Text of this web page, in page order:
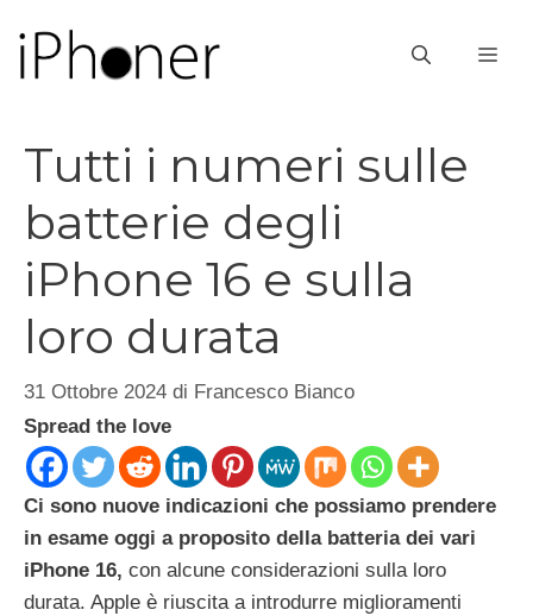
contenuto
Tutti i numeri sulle
batterie degli
iPhone 16 e sulla
loro durata
31 Ottobre 2024 di Francesco Bianco
Spread the love
Ci sono nuove indicazioni che possiamo prendere
in esame oggi a proposito della batteria dei vari
iPhone 16, con alcune considerazioni sulla loro
durata. Apple è riuscita a introdurre miglioramenti